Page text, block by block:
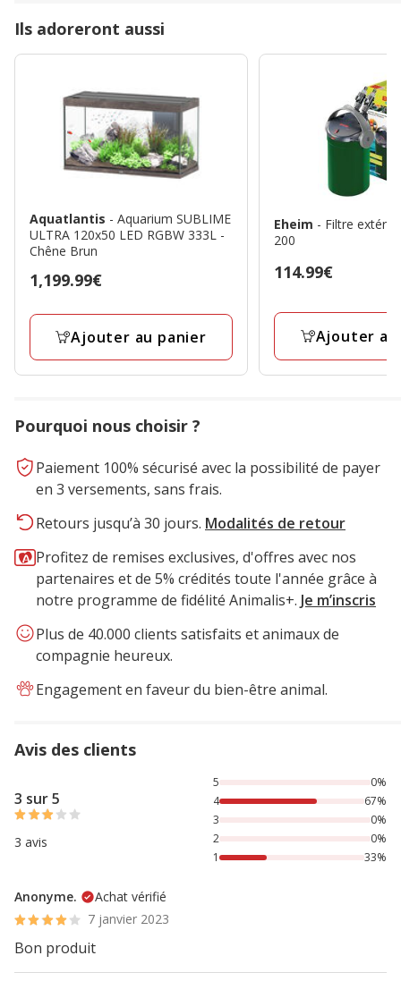
Ils adoreront aussi
Aquatlantis - Aquarium SUBLIME
ULTRA 120x50 LED RGBW 333L -
Chêne Brun
Prix
1,199.99€
Ajouter au panier
Eheim - Filtre extérieur Ecco pro
200
Prix
114.99€
Ajouter
Pourquoi nous choisir ?
Paiement 100% sécurisé avec la possibilité de payer
en 3 versements, sans frais.
Retours jusqu’à 30 jours. Modalités de retour
Profitez de remises exclusives, d'offres avec nos
partenaires et de 5% crédités toute l'année grâce à
notre programme de fidélité Animalis+. Je m’inscris
Plus de 40.000 clients satisfaits et animaux de
compagnie heureux.
Engagement en faveur du bien-être animal.
Avis des clients
3 sur 5
3 avis
67% des personnes lont noté avec {1} étoiles, 33% des
5
0%
4
67%
3
0%
2
0%
1
33%
Anonyme.
Achat vérifié
7 janvier 2023
Bon produit